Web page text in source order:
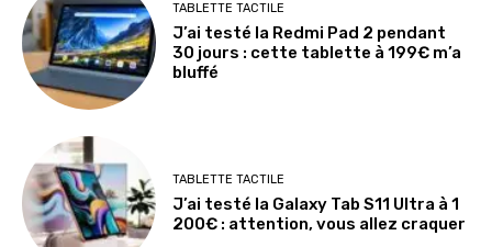
TABLETTE TACTILE
J’ai testé la Redmi Pad 2 pendant
30 jours : cette tablette à 199€ m’a
bluffé
TABLETTE TACTILE
J’ai testé la Galaxy Tab S11 Ultra à 1
200€ : attention, vous allez craquer